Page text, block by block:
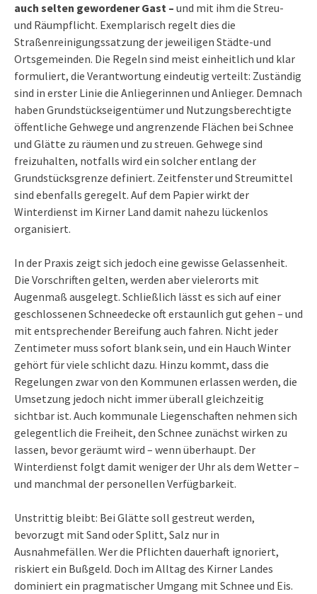
auch selten gewordener Gast – und mit ihm die Streu-
und Räumpflicht. Exemplarisch regelt dies die
Straßenreinigungssatzung der jeweiligen Städte-und
Ortsgemeinden. Die Regeln sind meist einheitlich und klar
formuliert, die Verantwortung eindeutig verteilt: Zuständig
sind in erster Linie die Anliegerinnen und Anlieger. Demnach
haben Grundstückseigentümer und Nutzungsberechtigte
öffentliche Gehwege und angrenzende Flächen bei Schnee
und Glätte zu räumen und zu streuen. Gehwege sind
freizuhalten, notfalls wird ein solcher entlang der
Grundstücksgrenze definiert. Zeitfenster und Streumittel
sind ebenfalls geregelt. Auf dem Papier wirkt der
Winterdienst im Kirner Land damit nahezu lückenlos
organisiert.
In der Praxis zeigt sich jedoch eine gewisse Gelassenheit.
Die Vorschriften gelten, werden aber vielerorts mit
Augenmaß ausgelegt. Schließlich lässt es sich auf einer
geschlossenen Schneedecke oft erstaunlich gut gehen – und
mit entsprechender Bereifung auch fahren. Nicht jeder
Zentimeter muss sofort blank sein, und ein Hauch Winter
gehört für viele schlicht dazu. Hinzu kommt, dass die
Regelungen zwar von den Kommunen erlassen werden, die
Umsetzung jedoch nicht immer überall gleichzeitig
sichtbar ist. Auch kommunale Liegenschaften nehmen sich
gelegentlich die Freiheit, den Schnee zunächst wirken zu
lassen, bevor geräumt wird – wenn überhaupt. Der
Winterdienst folgt damit weniger der Uhr als dem Wetter –
und manchmal der personellen Verfügbarkeit.
Unstrittig bleibt: Bei Glätte soll gestreut werden,
bevorzugt mit Sand oder Splitt, Salz nur in
Ausnahmefällen. Wer die Pflichten dauerhaft ignoriert,
riskiert ein Bußgeld. Doch im Alltag des Kirner Landes
dominiert ein pragmatischer Umgang mit Schnee und Eis.